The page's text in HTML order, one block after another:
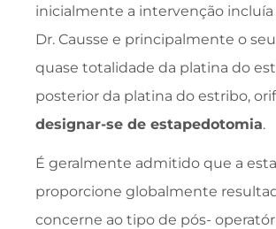
inicialmente a intervenção incluía
Dr. Causse e principalmente o
quase totalidade da platina do
posterior da platina do estribo,
designar-se de estapedotomia.
É geralmente admitido que a
proporcione globalmente
concerne ao tipo de pós-